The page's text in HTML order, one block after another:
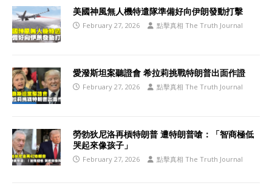
美國神風無人機特遣隊準備好向伊朗發動打擊
February 27, 2026 點擊真相 The Truth Journal
愛潑斯坦案聽證會 希拉莉挑戰特朗普出面作證
February 27, 2026 點擊真相 The Truth Journal
勞勃狄尼洛再槓特朗普 遭特朗普嗆：「智商極低
哭起來像孩子」
February 27, 2026 點擊真相 The Truth Journal